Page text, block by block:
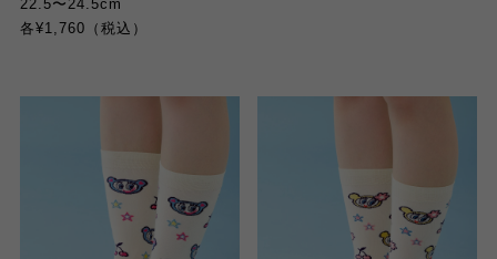
22.5〜 24.5cm
各¥1,760 （税込）